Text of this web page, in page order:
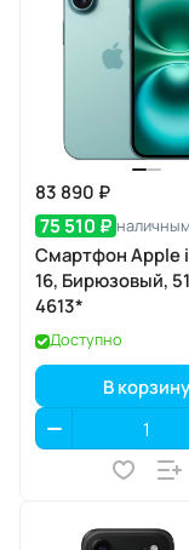
83 890 ₽
75 510 ₽
Смартфон Apple
16, Бирюзовый,
4613*
Доступно
В корзину